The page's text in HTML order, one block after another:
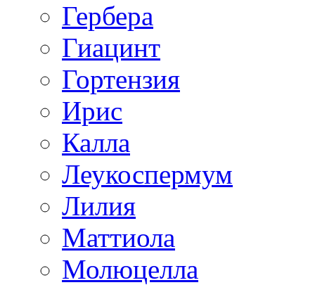
Гербера
Гиацинт
Гортензия
Ирис
Калла
Леукоспермум
Лилия
Маттиола
Молюцелла